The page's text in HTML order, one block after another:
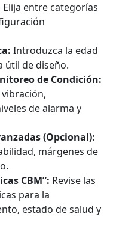
Elija entre categorías
Introduzca la edad
útil de diseño.
de Condición:
de alarma y
(Opcional):
márgenes de
CBM”: Revise las
para la
estado de salud y